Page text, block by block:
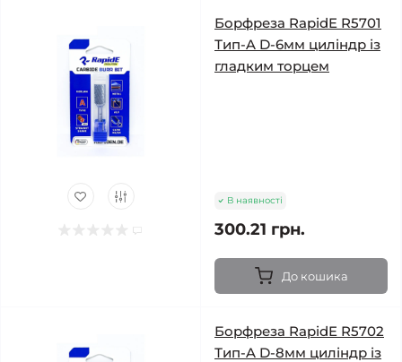
Борфреза RapidE R5701
Тип-A D-6мм циліндр із
гладким торцем
В наявності
300.21 грн.
До кошика
Борфреза RapidE R5702
Тип-A D-8мм циліндр із